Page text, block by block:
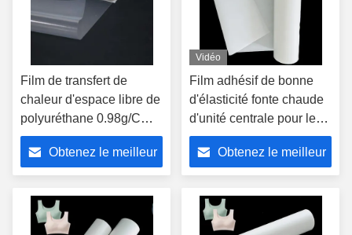
Film de transfert de
chaleur d'espace libre de
polyuréthane 0.98g/Cm3
0.03mm pour
l'habillement de textile
Obtenez le meilleur
Vidéo
Film adhésif de bonne
d'élasticité fonte chaude
d'unité centrale pour les
sous-vêtements sans
coutureObtenez le meilleur